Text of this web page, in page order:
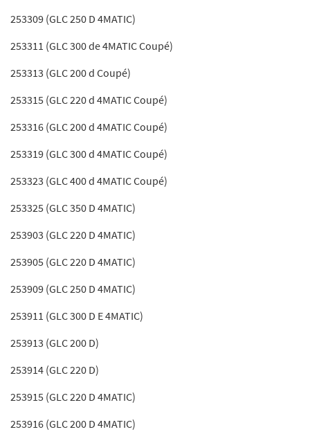
253309 (GLC 250 D 4MATIC)
253311 (GLC 300 de 4MATIC Coupé)
253313 (GLC 200 d Coupé)
253315 (GLC 220 d 4MATIC Coupé)
253316 (GLC 200 d 4MATIC Coupé)
253319 (GLC 300 d 4MATIC Coupé)
253323 (GLC 400 d 4MATIC Coupé)
253325 (GLC 350 D 4MATIC)
253903 (GLC 220 D 4MATIC)
253905 (GLC 220 D 4MATIC)
253909 (GLC 250 D 4MATIC)
253911 (GLC 300 D E 4MATIC)
253913 (GLC 200 D)
253914 (GLC 220 D)
253915 (GLC 220 D 4MATIC)
253916 (GLC 200 D 4MATIC)